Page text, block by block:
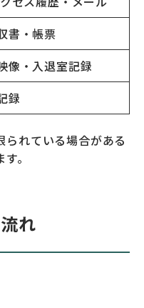
書・帳票
像・入退室記録
録
れている場合がある
。
れ